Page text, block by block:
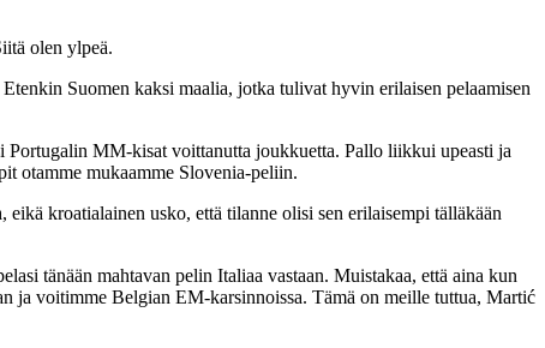
olen ylpeä.
Suomen kaksi maalia, jotka tulivat hyvin erilaisen pelaamisen
Portugalin MM-kisat voittanutta joukkuetta. Pallo liikkui upeasti ja
otamme mukaamme Slovenia-peliin.
kroatialainen usko, että tilanne olisi sen erilaisempi tälläkään
tänään mahtavan pelin Italiaa vastaan. Muistakaa, että aina kun
ja voitimme Belgian EM-karsinnoissa. Tämä on meille tuttua, Martić